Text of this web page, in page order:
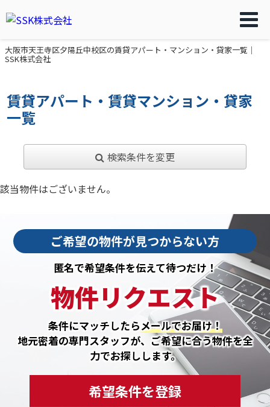
大阪市天王寺区夕陽丘中校区の賃貸アパート・マンション・貸家一覧｜
SSK株式会社
賃貸アパート・賃貸マンション・貸家
一覧
検索条件を変更
該当物件はございません。
ご希望の物件が見つからない方
匿名で希望条件を伝えて待つだけ！
物件リクエスト
条件にマッチしたらメールでお届け！
地元密着の専門スタッフが、ご希望に合う物件を全
力でお探しします。
希望条件を登録